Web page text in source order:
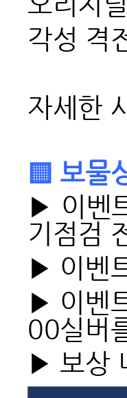
각성 격
자세한
▒ 보물
▶ 이벤
기점검
▶ 이벤
▶ 이벤
00실버
▶ 보상